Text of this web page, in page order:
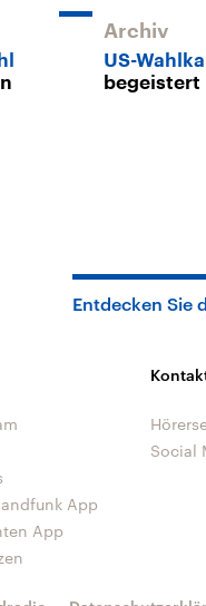
Archiv
US-
begeistert
Entdecken Sie
App
App
Social